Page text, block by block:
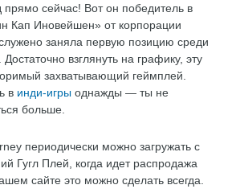
прямо сейчас! Вот он победитель в
Кап Иновейшен» от корпорации
заняла первую позицию среди
Достаточно взглянуть на графику, эту
захватывающий геймплей.
в инди-игры однажды — ты не
больше.
периодически можно загружать с
Гугл Плей, когда идет распродажа
сайте это можно сделать всегда.